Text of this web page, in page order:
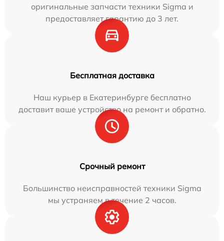
оригинальные запчасти техники Sigma и
предоставляет гарантию до 3 лет.
Бесплатная доставка
Наш курьер в Екатеринбурге бесплатно
доставит ваше устройство на ремонт и обратно.
Срочный ремонт
Большинство неисправностей техники Sigma
мы устраняем в течение 2 часов.